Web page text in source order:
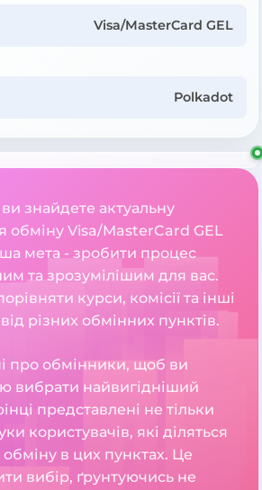
Visa/MasterCard GEL
Polkadot
ви знайдете актуальну
обміну Visa/MasterCard GEL
мета - зробити процес
та зрозумілішим для вас.
курси, комісії та інші
різних обмінних пунктів.
про обмінники, щоб ви
вибрати найвигідніший
представлені не тільки
користувачів, які діляться
в цих пунктах. Це
вибір, ґрунтуючись не